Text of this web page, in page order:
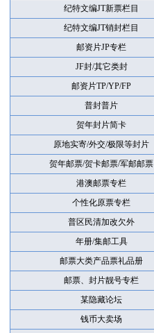
纪特文编JT新票栏目
纪特文编JT销封栏目
邮资片JP专栏
JF封/其它类封
邮资片TP/YP/FP
普封普片
贺年封片简卡
原地实寄/外交/极限等封片
贺年邮票/贺卡邮票/军邮邮票
港澳邮票专栏
个性化原票专栏
普区民清加改欠外
年册/集邮工具
邮票大类产品票礼品册
邮票、封片靓号专栏
某隐藏论坛
钱币大卖场